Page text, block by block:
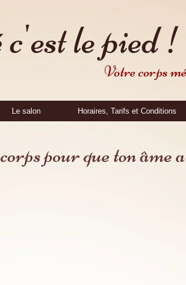
le pied !
Votre corps
Le salon Horaires, Tarifs et Conditions
pour que ton âme